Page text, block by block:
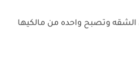
وتصبح واحده من مالكيها